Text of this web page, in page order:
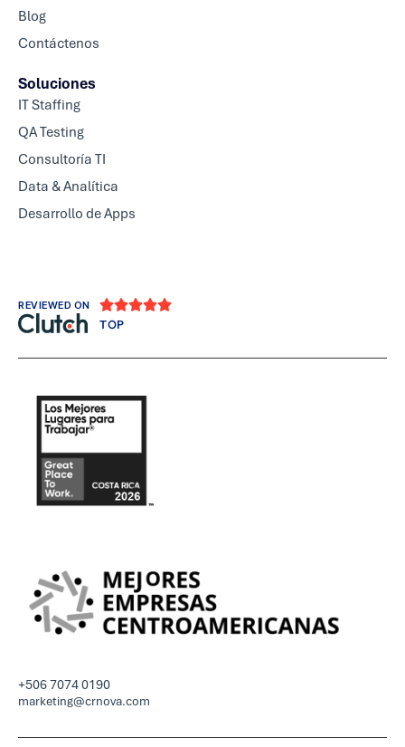
Blog
Contáctenos
Soluciones
IT Staffing
QA Testing
Consultoría TI
Data & Analítica
Desarrollo de Apps
REVIEWED ON 
TOP
+506 7074 0190
marketing@crnova.com